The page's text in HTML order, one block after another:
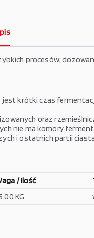
procesów;
jest krótki czas
oraz
nie ma komory
i ostatnich partii ciasta
/ Ilość
KG